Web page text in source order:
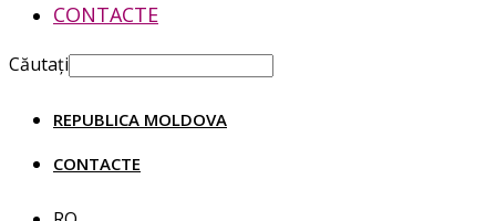
CONTACTE
Căutați
REPUBLICA MOLDOVA
CONTACTE